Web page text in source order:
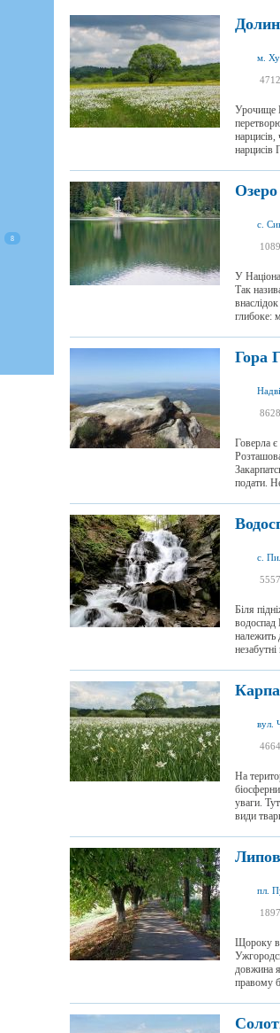
м.
Урочище
нарцисів
с.
У
Так
глибоке:
Гора
Говерла
подати.
с.
Біля
водоспад
належить
незабутні
На
уваги.
види
пл.
Щороку
довжина
правому
8